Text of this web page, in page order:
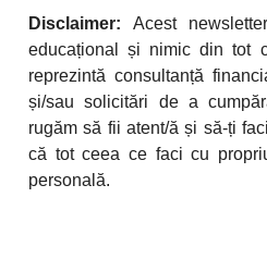
Disclaimer:Acest
educațional și nimic din tot
reprezintă consultanță
și/sau solicitări de a
rugăm să fii atent/ă și să-ți
că tot ceea ce faci cu
personală.